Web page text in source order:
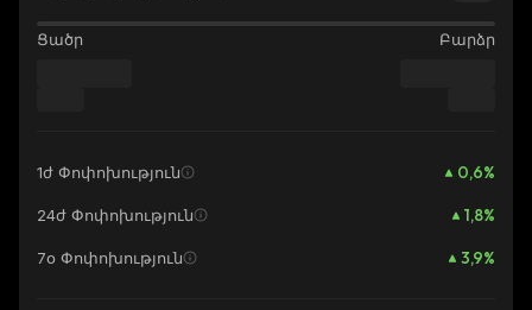
Ցածր Բարձր
1ժ Փոփոխություն 0,6%
24ժ Փոփոխություն 1,8%
7օ Փոփոխություն 3,9%